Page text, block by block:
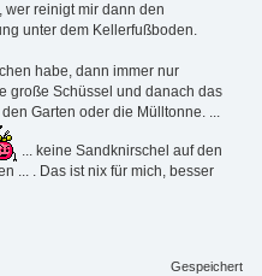
wer reinigt mir dann den
unter dem Kellerfußboden.
habe, dann immer nur
große Schüssel und danach das
Garten oder die Mülltonne. ...
... keine Sandknirschel auf den
... . Das ist nix für mich, besser
Gespeichert